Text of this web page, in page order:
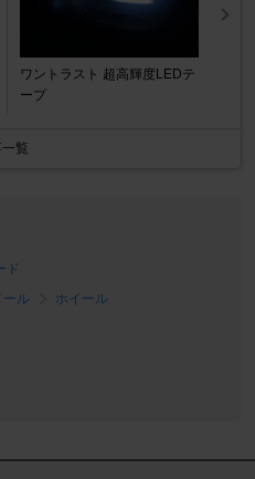
ワントラスト 超高輝度LEDテ
ープ
覧
ド
ール
ホイール